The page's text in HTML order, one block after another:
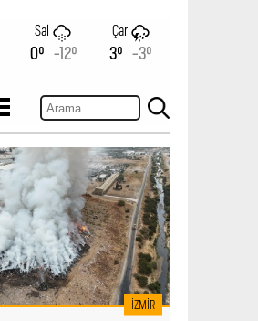
Sal
0° -12°
Çar
3° -3°
İZMIR